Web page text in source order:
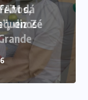
diz Zé